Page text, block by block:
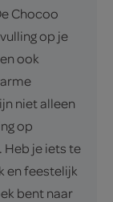
Chocoo
op je
ook
niet alleen
op
Heb je iets te
en feestelijk
bent naar